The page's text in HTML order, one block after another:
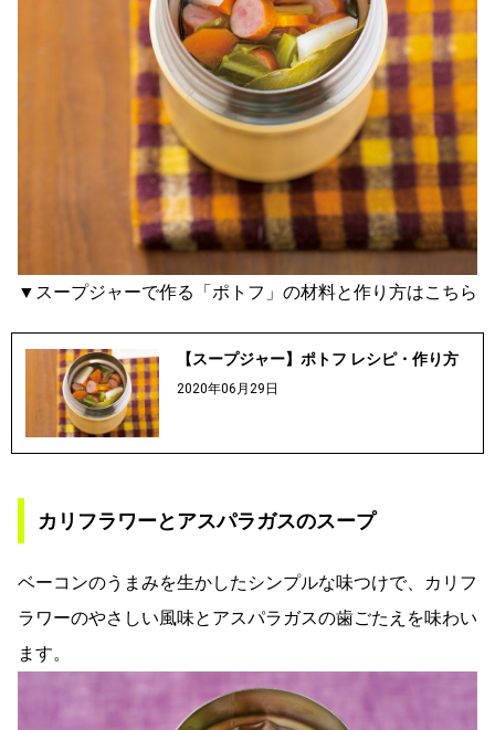
▼スープジャーで作る「ポトフ」の材料と作り方はこちら
【スープジャー】ポトフ レシピ・作り方
2020年06月29日
カリフラワーとアスパラガスのスープ
ベーコンのうまみを生かしたシンプルな味つけで、カリフ
ラワーのやさしい風味とアスパラガスの歯ごたえを味わい
ます。